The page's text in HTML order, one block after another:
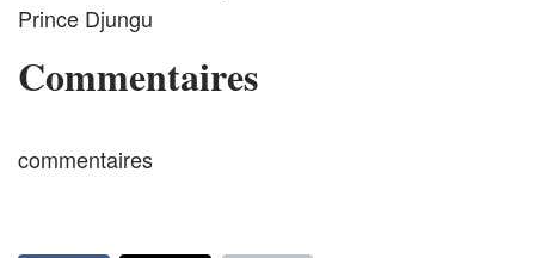
Prince Djungu
Commentaires
commentaires